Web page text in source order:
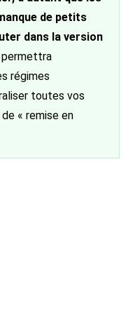
de petits
dans la version
permettra
régimes
toutes vos
« remise en